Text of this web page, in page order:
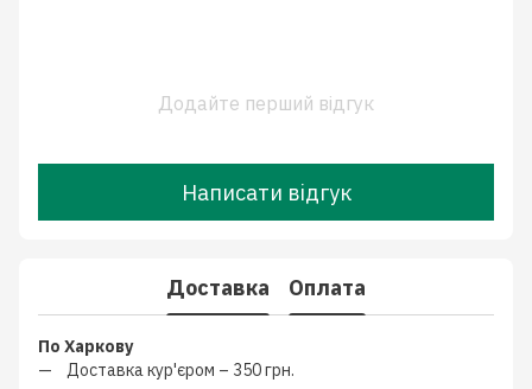
Додайте перший відгук
Написати відгук
Доставка Оплата
По Харкову
Доставка кур'єром – 350 грн.